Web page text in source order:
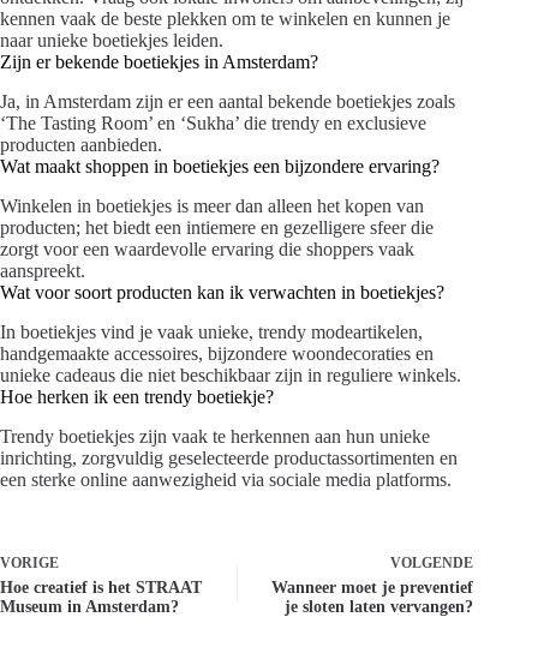
kennen vaak de beste plekken om te winkelen en kunnen je
naar unieke boetiekjes leiden.
Zijn er bekende boetiekjes in Amsterdam?
Ja, in Amsterdam zijn er een aantal bekende boetiekjes zoals
‘The Tasting Room’ en ‘Sukha’ die trendy en exclusieve
producten aanbieden.
Wat maakt shoppen in boetiekjes een bijzondere ervaring?
Winkelen in boetiekjes is meer dan alleen het kopen van
producten; het biedt een intiemere en gezelligere sfeer die
zorgt voor een waardevolle ervaring die shoppers vaak
aanspreekt.
Wat voor soort producten kan ik verwachten in boetiekjes?
In boetiekjes vind je vaak unieke, trendy modeartikelen,
handgemaakte accessoires, bijzondere woondecoraties en
unieke cadeaus die niet beschikbaar zijn in reguliere winkels.
Hoe herken ik een trendy boetiekje?
Trendy boetiekjes zijn vaak te herkennen aan hun unieke
inrichting, zorgvuldig geselecteerde productassortimenten en
een sterke online aanwezigheid via sociale media platforms.
VORIGE
Hoe creatief is het STRAAT
Museum in Amsterdam?
VOLGENDE
Wanneer moet je preventief
je sloten laten vervangen?